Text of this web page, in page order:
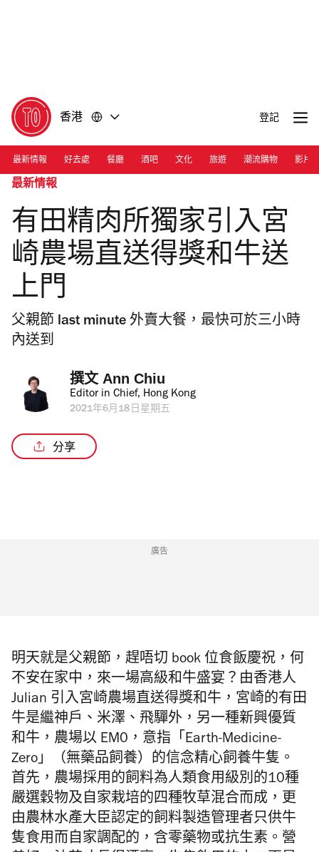
香港 登記
最新情報 好去處 餐廳 酒吧 文化 旅遊 潮流購物 影片
最新情報
有田精肉所獨家引入宮
崎農場直送得獎和牛送
上門
父親節 last minute 外賣大餐，最快可於三小時
內送到
撰文 Ann Chiu
Editor in Chief, Hong Kong
2021年6月18日星期五
分享
廣告
明天就是父親節，趕唔切 book 位食飯慶祝，何
不安在家中，來一場高級和牛盛宴？由香港人
Julian 引入宮崎農場直送得獎和牛，宮崎的有田
牛是繼神戶、米澤、飛驒外，另一種新興優質
和牛，農場以 EM0，意指「Earth-Medicine-
Zero」（無藥品飼養）的信念精心飼養牛隻。
首先，農場採用的飼料為人類食用級別的10種
嚴選穀物及自家栽培的四種牧草混合而成，更
由農林水產大臣認定的飼料製造管理者只供牛
隻食用而自家調配的，含零藥物或抗生素。營